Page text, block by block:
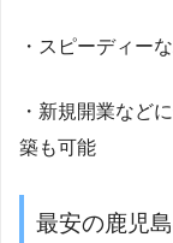
・スピーディー
・新規開業など
築も可能
最安の鹿児